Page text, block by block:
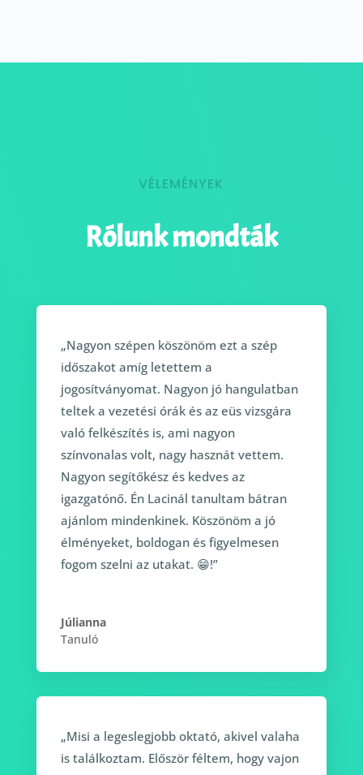
VÉLEMÉNYEK
Rólunk mondták
„Nagyon szépen köszönöm ezt a szép
időszakot amíg letettem a
jogosítványomat. Nagyon jó hangulatban
teltek a vezetési órák és az eüs vizsgára
való felkészítés is, ami nagyon
színvonalas volt, nagy hasznát vettem.
Nagyon segítőkész és kedves az
igazgatónő. Én Lacinál tanultam bátran
ajánlom mindenkinek. Köszönöm a jó
élményeket, boldogan és figyelmesen
fogom szelni az utakat. 😁!”
Júlianna
Tanuló
„Misi a legeslegjobb oktató, akivel valaha
is találkoztam. Először féltem, hogy vajon